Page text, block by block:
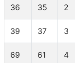
36 35 2
39 37 3
69 61 4